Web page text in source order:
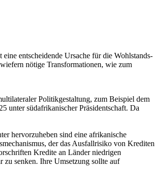
entscheidende Ursache für die Wohlstands-
nötige Transformationen, wie zum
Politikgestaltung, zum Beispiel dem
unter südafrikanischer Präsidentschaft. Da
hervorzuheben sind eine afrikanische
der das Ausfallrisiko von Krediten
Kredite an Länder niedrigen
zu senken. Ihre Umsetzung sollte auf